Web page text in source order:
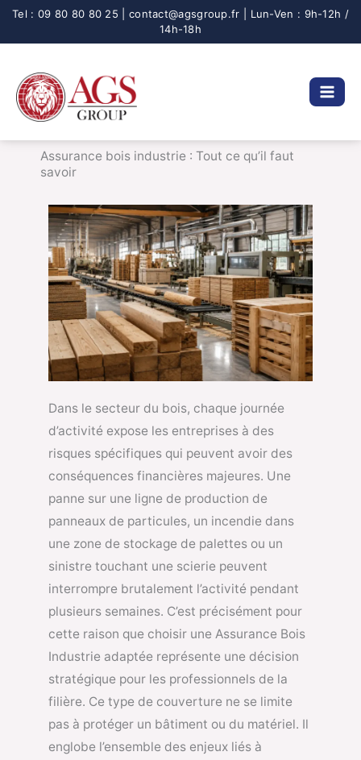
Aller
Assurance bois industrie : Tout ce qu’il faut
savoir
Dans le secteur du bois, chaque journée
d’activité expose les entreprises à des
risques spécifiques qui peuvent avoir des
conséquences financières majeures. Une
panne sur une ligne de production de
panneaux de particules, un incendie dans
une zone de stockage de palettes ou un
sinistre touchant une scierie peuvent
interrompre brutalement l’activité pendant
plusieurs semaines. C’est précisément pour
cette raison que choisir une Assurance Bois
Industrie adaptée représente une décision
stratégique pour les professionnels de la
filière. Ce type de couverture ne se limite
pas à protéger un bâtiment ou du matériel. Il
englobe l’ensemble des enjeux liés à